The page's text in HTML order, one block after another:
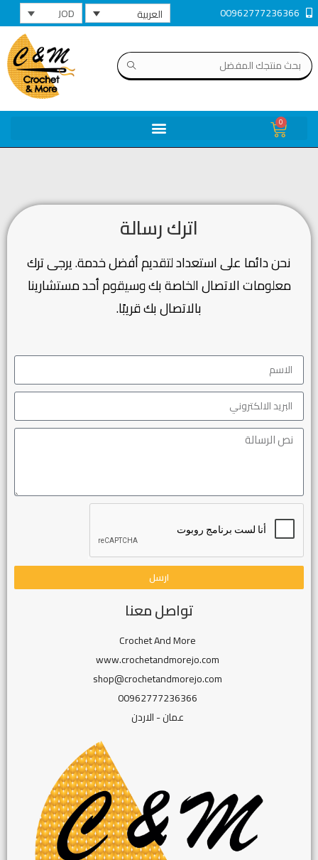
00962777236366 العربية JOD
0
اترك رسالة
نحن دائما على استعداد لتقديم أفضل خدمة.يرجى ترك
معلومات الاتصال الخاصة بك وسيقوم أحد مستشارينا
بالاتصال بك قريبًا.
ارسل
تواصل معنا
Crochet And More
www.crochetandmorejo.com
shop@crochetandmorejo.com
00962777236366
عمان - الاردن